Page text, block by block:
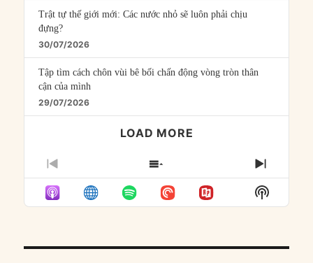
Trật tự thế giới mới: Các nước nhỏ sẽ luôn phải chịu
đựng?
30/07/2026
Tập tìm cách chôn vùi bê bối chấn động vòng tròn thân
cận của mình
29/07/2026
LOAD MORE
PREVIOUS
EPISODE
SHOW
EPISODES
LIST
NEXT
Show
Podcast